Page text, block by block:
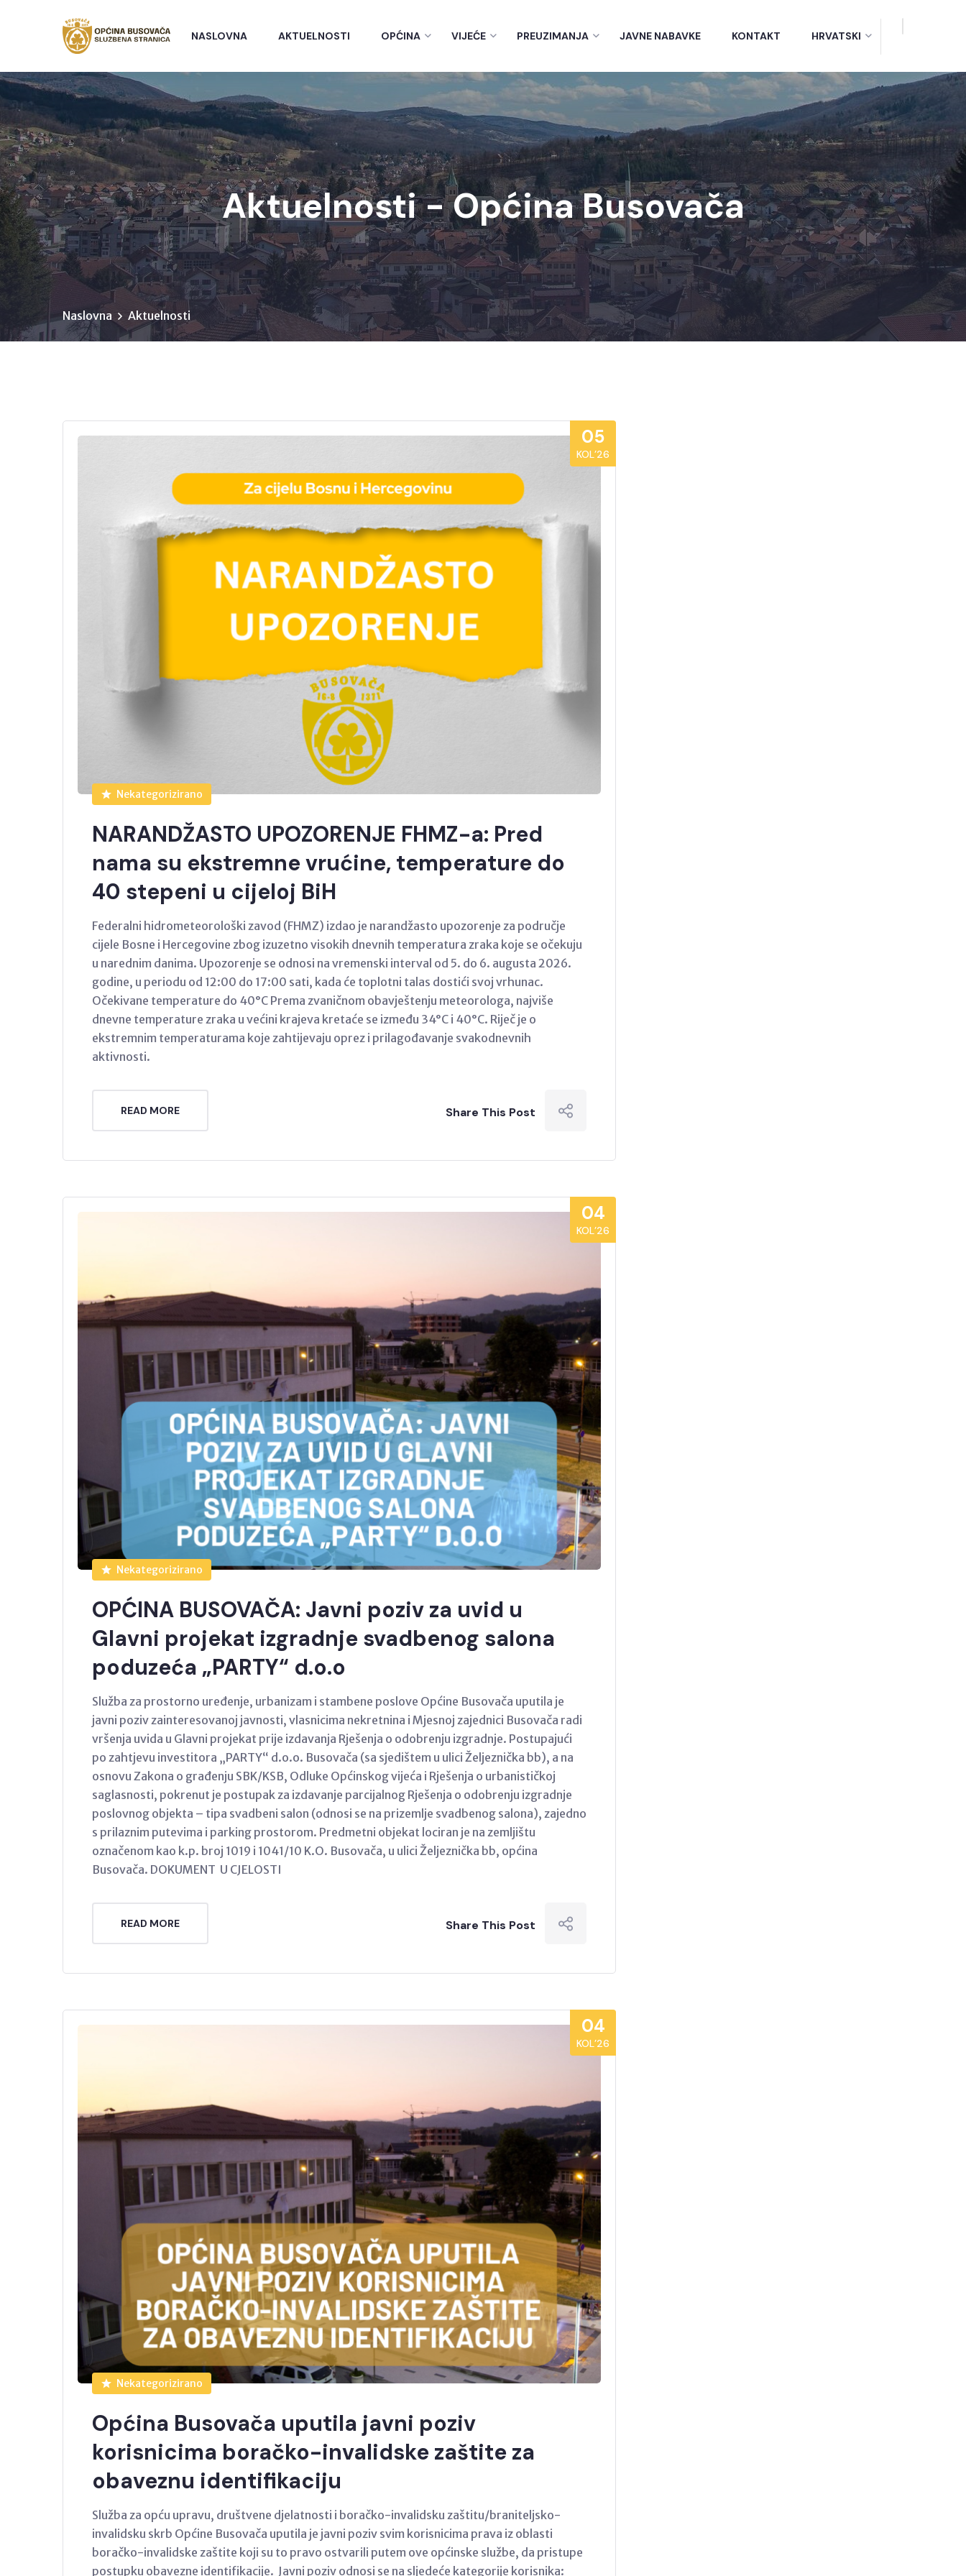
NASLOVNA AKTUELNOSTI OPĆINA VIJEĆE PREUZIMANJA JAVNE NABAVKE KONTAKT HRVATSKI
Aktuelnosti - Općina Busovača
Naslovna Aktuelnosti
05
KOL’26
Nekategorizirano
NARANDŽASTO UPOZORENJE FHMZ-a: Pred
nama su ekstremne vrućine, temperature do
40 stepeni u cijeloj BiH
Federalni hidrometeorološki zavod (FHMZ) izdao je narandžasto upozorenje za područje
cijele Bosne i Hercegovine zbog izuzetno visokih dnevnih temperatura zraka koje se očekuju
u narednim danima. Upozorenje se odnosi na vremenski interval od 5. do 6. augusta 2026.
godine, u periodu od 12:00 do 17:00 sati, kada će toplotni talas dostići svoj vrhunac.
Očekivane temperature do 40°C Prema zvaničnom obavještenju meteorologa, najviše
dnevne temperature zraka u većini krajeva kretaće se između 34°C i 40°C. Riječ je o
ekstremnim temperaturama koje zahtijevaju oprez i prilagođavanje svakodnevnih
aktivnosti.
READ MORE Share This Post
04
KOL’26
Nekategorizirano
OPĆINA BUSOVAČA: Javni poziv za uvid u
Glavni projekat izgradnje svadbenog salona
poduzeća „PARTY“ d.o.o
Služba za prostorno uređenje, urbanizam i stambene poslove Općine Busovača uputila je
javni poziv zainteresovanoj javnosti, vlasnicima nekretnina i Mjesnoj zajednici Busovača radi
vršenja uvida u Glavni projekat prije izdavanja Rješenja o odobrenju izgradnje. Postupajući
po zahtjevu investitora „PARTY“ d.o.o. Busovača (sa sjedištem u ulici Željeznička bb), a na
osnovu Zakona o građenju SBK/KSB, Odluke Općinskog vijeća i Rješenja o urbanističkoj
saglasnosti, pokrenut je postupak za izdavanje parcijalnog Rješenja o odobrenju izgradnje
poslovnog objekta – tipa svadbeni salon (odnosi se na prizemlje svadbenog salona), zajedno
s prilaznim putevima i parking prostorom. Predmetni objekat lociran je na zemljištu
označenom kao k.p. broj 1019 i 1041/10 K.O. Busovača, u ulici Željeznička bb, općina
Busovača. DOKUMENT U CJELOSTI
READ MORE Share This Post
04
KOL’26
Nekategorizirano
Općina Busovača uputila javni poziv
korisnicima boračko-invalidske zaštite za
obaveznu identifikaciju
Služba za opću upravu, društvene djelatnosti i boračko-invalidsku zaštitu/braniteljsko-
invalidsku skrb Općine Busovača uputila je javni poziv svim korisnicima prava iz oblasti
boračko-invalidske zaštite koji su to pravo ostvarili putem ove općinske službe, da pristupe
postupku obavezne identifikacije. Javni poziv odnosi se na sljedeće kategorije korisnika: